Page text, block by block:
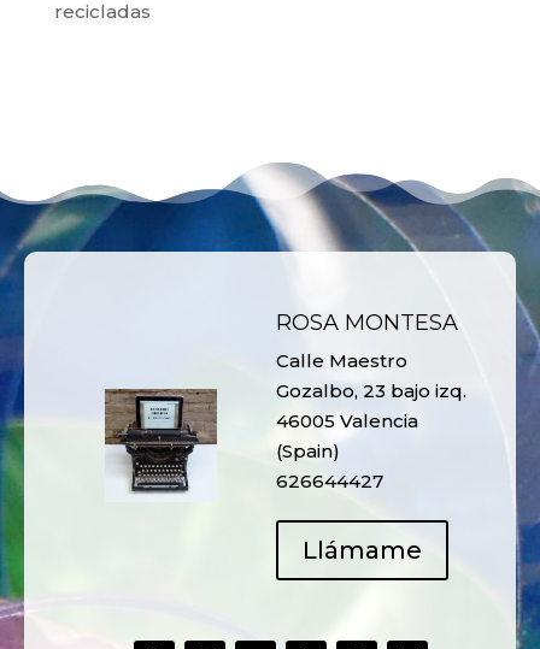
recicladas
ROSA MONTESA
Calle Maestro
Gozalbo, 23 bajo izq.
46005 Valencia
(Spain)
626644427
Llámame